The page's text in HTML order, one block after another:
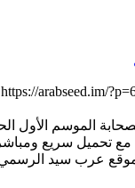
https://arabseed.im/